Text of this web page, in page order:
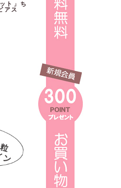
ト」ち
アス